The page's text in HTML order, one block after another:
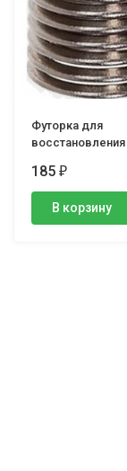
Футорка для
185₽
В корзину